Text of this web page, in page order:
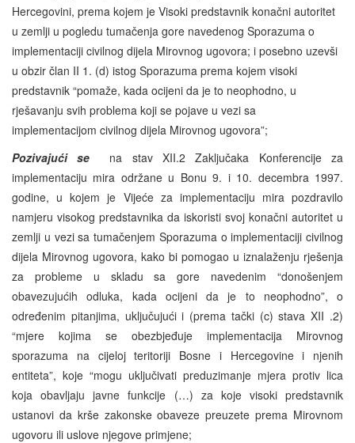
Hercegovini, prema kojem je Visoki predstavnik konačni autoritet
u zemlji u pogledu tumačenja gore navedenog Sporazuma o
implementaciji civilnog dijela Mirovnog ugovora; i posebno uzevši
u obzir član II 1. (d) istog Sporazuma prema kojem visoki
predstavnik “pomaže, kada ocijeni da je to neophodno, u
rješavanju svih problema koji se pojave u vezi sa
implementacijom civilnog dijela Mirovnog ugovora”;
Pozivajući se na stav XII.2 Zaključaka Konferencije za
implementaciju mira održane u Bonu 9. i 10. decembra 1997.
godine, u kojem je Vijeće za implementaciju mira pozdravilo
namjeru visokog predstavnika da iskoristi svoj konačni autoritet u
zemlji u vezi sa tumačenjem Sporazuma o implementaciji civilnog
dijela Mirovnog ugovora, kako bi pomogao u iznalaženju rješenja
za probleme u skladu sa gore navedenim “donošenjem
obavezujućih odluka, kada ocijeni da je to neophodno”, o
određenim pitanjima, uključujući i (prema tački (c) stava XII .2)
“mjere kojima se obezbjeđuje implementacija Mirovnog
sporazuma na cijeloj teritoriji Bosne i Hercegovine i njenih
entiteta”, koje “mogu uključivati preduzimanje mjera protiv lica
koja obavljaju javne funkcije (…) za koje visoki predstavnik
ustanovi da krše zakonske obaveze preuzete prema Mirovnom
ugovoru ili uslove njegove primjene;